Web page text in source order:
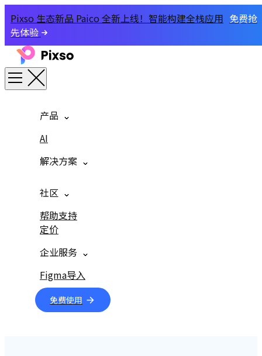
Pixso 生态新品 Paico 全新上线！智能构建全栈应用 免费抢
先体验
产品
AI
解决方案
社区
帮助支持
定价
企业服务
Figma导入
免费使用